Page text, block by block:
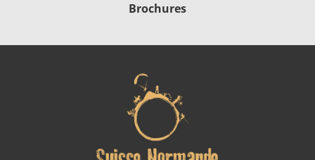
Brochures